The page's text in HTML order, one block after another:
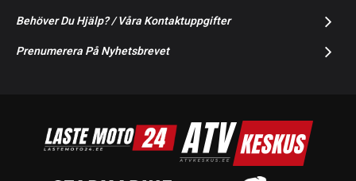
Behöver Du Hjälp? / Våra Kontaktuppgifter
Prenumerera På Nyhetsbrevet